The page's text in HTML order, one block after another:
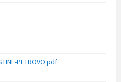
PETROVO.pdf